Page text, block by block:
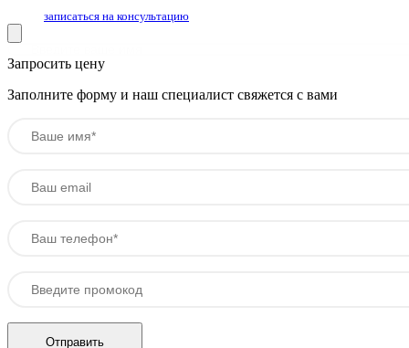
записаться на консультацию
Запросить цену
Заполните форму и наш специалист свяжется с вами